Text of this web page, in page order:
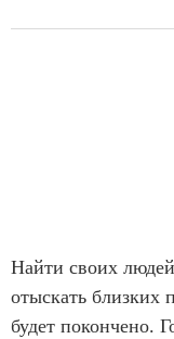
Найти своих
отыскать близких
будет покончено.